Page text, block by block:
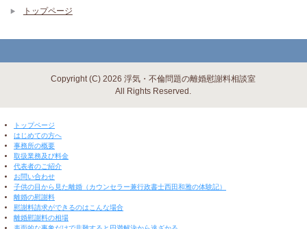
トップページ
Copyright (C) 2026 浮気・不倫問題の離婚慰謝料相談室
All Rights Reserved.
トップページ
はじめての方へ
事務所の概要
取扱業務及び料金
代表者のご紹介
お問い合わせ
子供の目から見た離婚（カウンセラー兼行政書士西田和雅の体験記）
離婚の慰謝料
慰謝料請求ができるのはこんな場合
離婚慰謝料の相場